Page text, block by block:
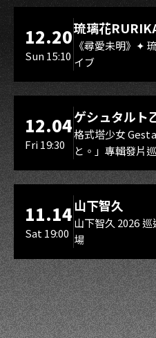
LIVE WAREHOUSE 小庫
12.20
Sun 15:10
琉璃花
Rebirth、
スマイル（
《尋愛未明》✦
イブ
LIVE WAREHOUSE 小庫
12.04
Fri 19:30
ゲシュタルト
Gestalt Girl
格式塔少女
と。」專輯發片
11.14
Sat 19:00
山下智久
山下智久 2026
場